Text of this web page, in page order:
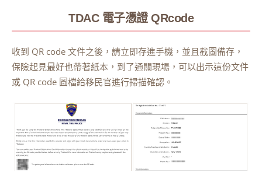
TDAC 電子憑證 QRcode
收到 QR code 文件之後，請立即存進手機，並且截圖備存，
保險起見最好也帶著紙本，到了通關現場，可以出示這份文件
或 QR code 圖檔給移民官進行掃描確認。